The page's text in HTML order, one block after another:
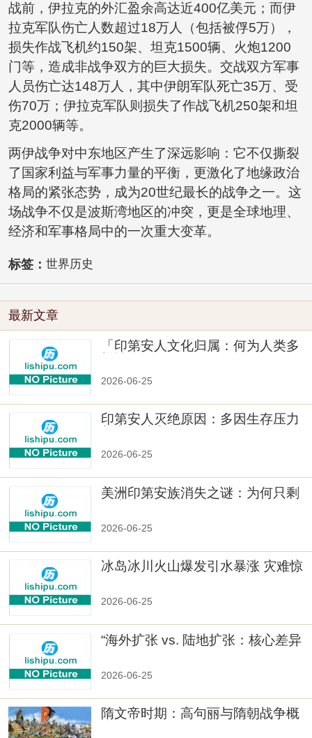
战前，伊拉克的外汇盈余高达近400亿美元；而伊
拉克军队伤亡人数超过18万人（包括被俘5万），
损失作战飞机约150架、坦克1500辆、火炮1200
门等，造成非战争双方的巨大损失。交战双方军事
人员伤亡达148万人，其中伊朗军队死亡35万、受
伤70万；伊拉克军队则损失了作战飞机250架和坦
克2000辆等。
两伊战争对中东地区产生了深远影响：它不仅撕裂
了国家利益与军事力量的平衡，更激化了地缘政治
格局的紧张态势，成为20世纪最长的战争之一。这
场战争不仅是波斯湾地区的冲突，更是全球地理、
经济和军事格局中的一次重大变革。
标签： 世界历史
最新文章
「印第安人文化归属：何为人类多
2026-06-25
印第安人灭绝原因：多因生存压力
2026-06-25
美洲印第安族消失之谜：为何只剩
2026-06-25
冰岛冰川火山爆发引水暴涨 灾难惊
2026-06-25
“海外扩张 vs. 陆地扩张：核心差异
2026-06-25
隋文帝时期：高句丽与隋朝战争概